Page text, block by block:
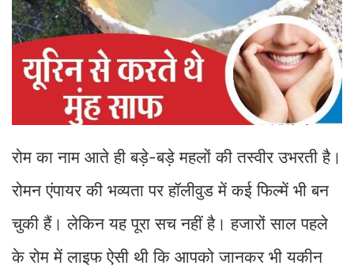
रोम का नाम आते ही बड़े-बड़े महलों की तस्वीर उभरती है।
रोमन एंपायर की भव्यता पर हॉलीवुड में कई फिल्में भी बन
चुकी हैं। लेकिन यह पूरा सच नहीं है। हजारों साल पहले
के रोम में लाइफ ऐसी थी कि आपको जानकर भी यकीन